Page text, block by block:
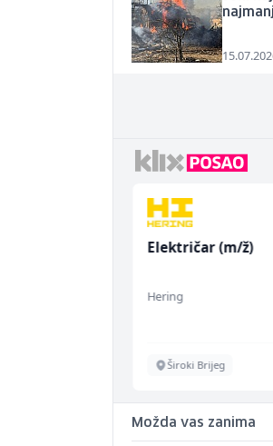
Električar (m/ž)
Hering
Široki Brijeg
Možda vas zanima